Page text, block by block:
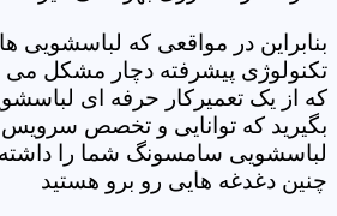
بنابراین در مواقعی که لباسشویی
تکنولوژی پیشرفته دچار مشکل می
که از یک تعمیرکار حرفه ای
بگیرید که توانایی و تخصص سرویس
لباسشویی سامسونگ شما را
چنین دغدغه هایی رو برو هستید